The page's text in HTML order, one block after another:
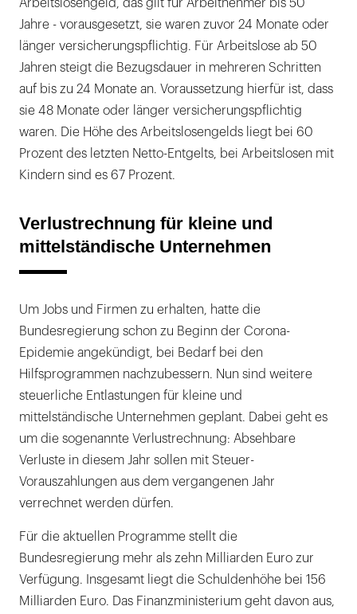
Arbeitslosengeld, das gilt für Arbeitnehmer bis 50
Jahre - vorausgesetzt, sie waren zuvor 24 Monate oder
länger versicherungspflichtig. Für Arbeitslose ab 50
Jahren steigt die Bezugsdauer in mehreren Schritten
auf bis zu 24 Monate an. Voraussetzung hierfür ist, dass
sie 48 Monate oder länger versicherungspflichtig
waren. Die Höhe des Arbeitslosengelds liegt bei 60
Prozent des letzten Netto-Entgelts, bei Arbeitslosen mit
Kindern sind es 67 Prozent.
Verlustrechnung für kleine und
mittelständische Unternehmen
Um Jobs und Firmen zu erhalten, hatte die
Bundesregierung schon zu Beginn der Corona-
Epidemie angekündigt, bei Bedarf bei den
Hilfsprogrammen nachzubessern. Nun sind weitere
steuerliche Entlastungen für kleine und
mittelständische Unternehmen geplant. Dabei geht es
um die sogenannte Verlustrechnung: Absehbare
Verluste in diesem Jahr sollen mit Steuer-
Vorauszahlungen aus dem vergangenen Jahr
verrechnet werden dürfen.
Für die aktuellen Programme stellt die
Bundesregierung mehr als zehn Milliarden Euro zur
Verfügung. Insgesamt liegt die Schuldenhöhe bei 156
Milliarden Euro. Das Finanzministerium geht davon aus,